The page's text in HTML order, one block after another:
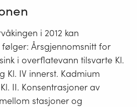
i 2012 kan
Årsgjennomsnitt for
i overflatevann tilsvarte Kl.
Kl. IV innerst. Kadmium
II. Konsentrasjoner av
stasjoner og